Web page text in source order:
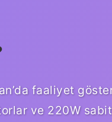
faaliyet
ve 220W sabit